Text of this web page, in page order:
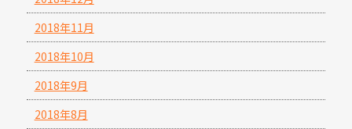
2018年11月
2018年10月
2018年9月
2018年8月